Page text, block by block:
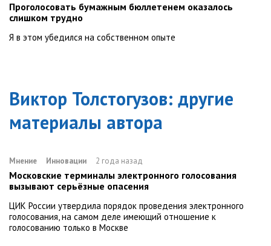
Проголосовать бумажным бюллетенем оказалось
слишком трудно
Я в этом убедился на собственном опыте
Виктор Толстогузов: другие
материалы автора
Мнение Инновации 2 года назад
Московские терминалы электронного голосования
вызывают серьёзные опасения
ЦИК России утвердила порядок проведения электронного
голосования, на самом деле имеющий отношение к
голосованию только в Москве